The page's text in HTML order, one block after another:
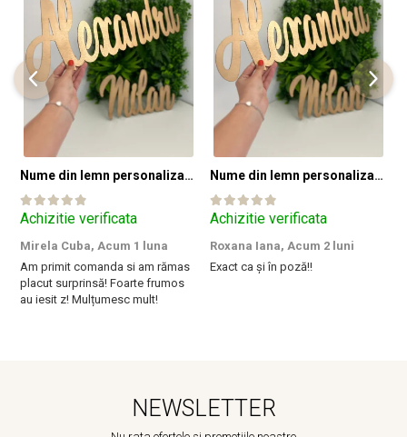
Nume din lemn personalizate pentru panouri foto și baloane - Pret 1 NUME
Achizitie verificata
Mirela Cuba, Acum 1 luna
Am primit comanda si am rămas
placut surprinsă! Foarte frumos
au iesit z! Mulțumesc mult!
Nume din lemn personalizate pentru panouri foto și baloane - Pret 1 NUME
Achizitie verificata
Roxana Iana, Acum 2 luni
Exact ca și în poză!!
NEWSLETTER